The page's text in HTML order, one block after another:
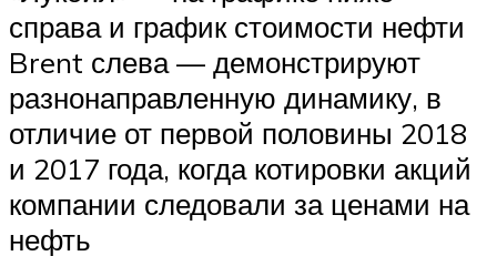
справа и график стоимости нефти
Brent слева — демонстрируют
разнонаправленную динамику, в
отличие от первой половины 2018
и 2017 года, когда котировки акций
компании следовали за ценами на
нефть